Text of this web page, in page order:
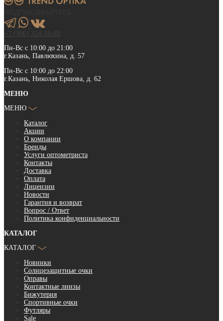
+7 (906) 324-10-89
Пн-Вс с 10:00 до 21:00
г.Казань, Павлюхина, д. 57
Пн-Вс с 10:00 до 22:00
г.Казань, Николая Ершова, д. 62
МЕНЮ
МЕНЮ
Каталог
Акции
О компании
Бренды
Услуги оптометриста
Контакты
Доставка
Оплата
Лицензии
Новости
Гарантия и возврат
Вопрос / Ответ
Политика конфиденциальности
КАТАЛОГ
КАТАЛОГ
Новинки
Солнцезащитные очки
Оправы
Контактные линзы
Бижутерия
Спортивные очки
Футляры
Sale